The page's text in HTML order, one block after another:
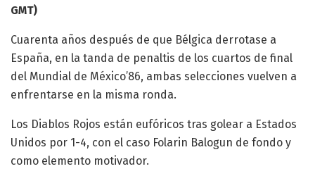
GMT)
Cuarenta años después de que Bélgica derrotase a
España, en la tanda de penaltis de los cuartos de final
del Mundial de México’86, ambas selecciones vuelven a
enfrentarse en la misma ronda.
Los Diablos Rojos están eufóricos tras golear a Estados
Unidos por 1-4, con el caso Folarin Balogun de fondo y
como elemento motivador.